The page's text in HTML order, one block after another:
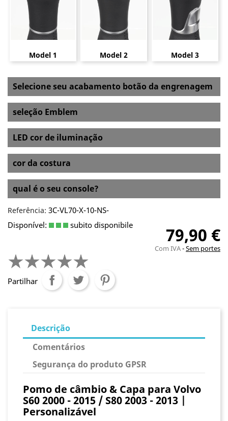
Model 1 Model 2 Model 3
Selecione seu acabamento botão da engrenagem
seleção Emblem
LED cor de iluminação
cor da costura
qual é o seu console?
Referência: 3C-VL70-X-10-NS-
Disponível:
subito disponibile 79,90 €
Com IVA Sem portes
Partilhar
Descrição
Comentários
Segurança do produto GPSR
Pomo de câmbio & Capa para Volvo
S60 2000 - 2015 / S80 2003 - 2013 |
Personalizável